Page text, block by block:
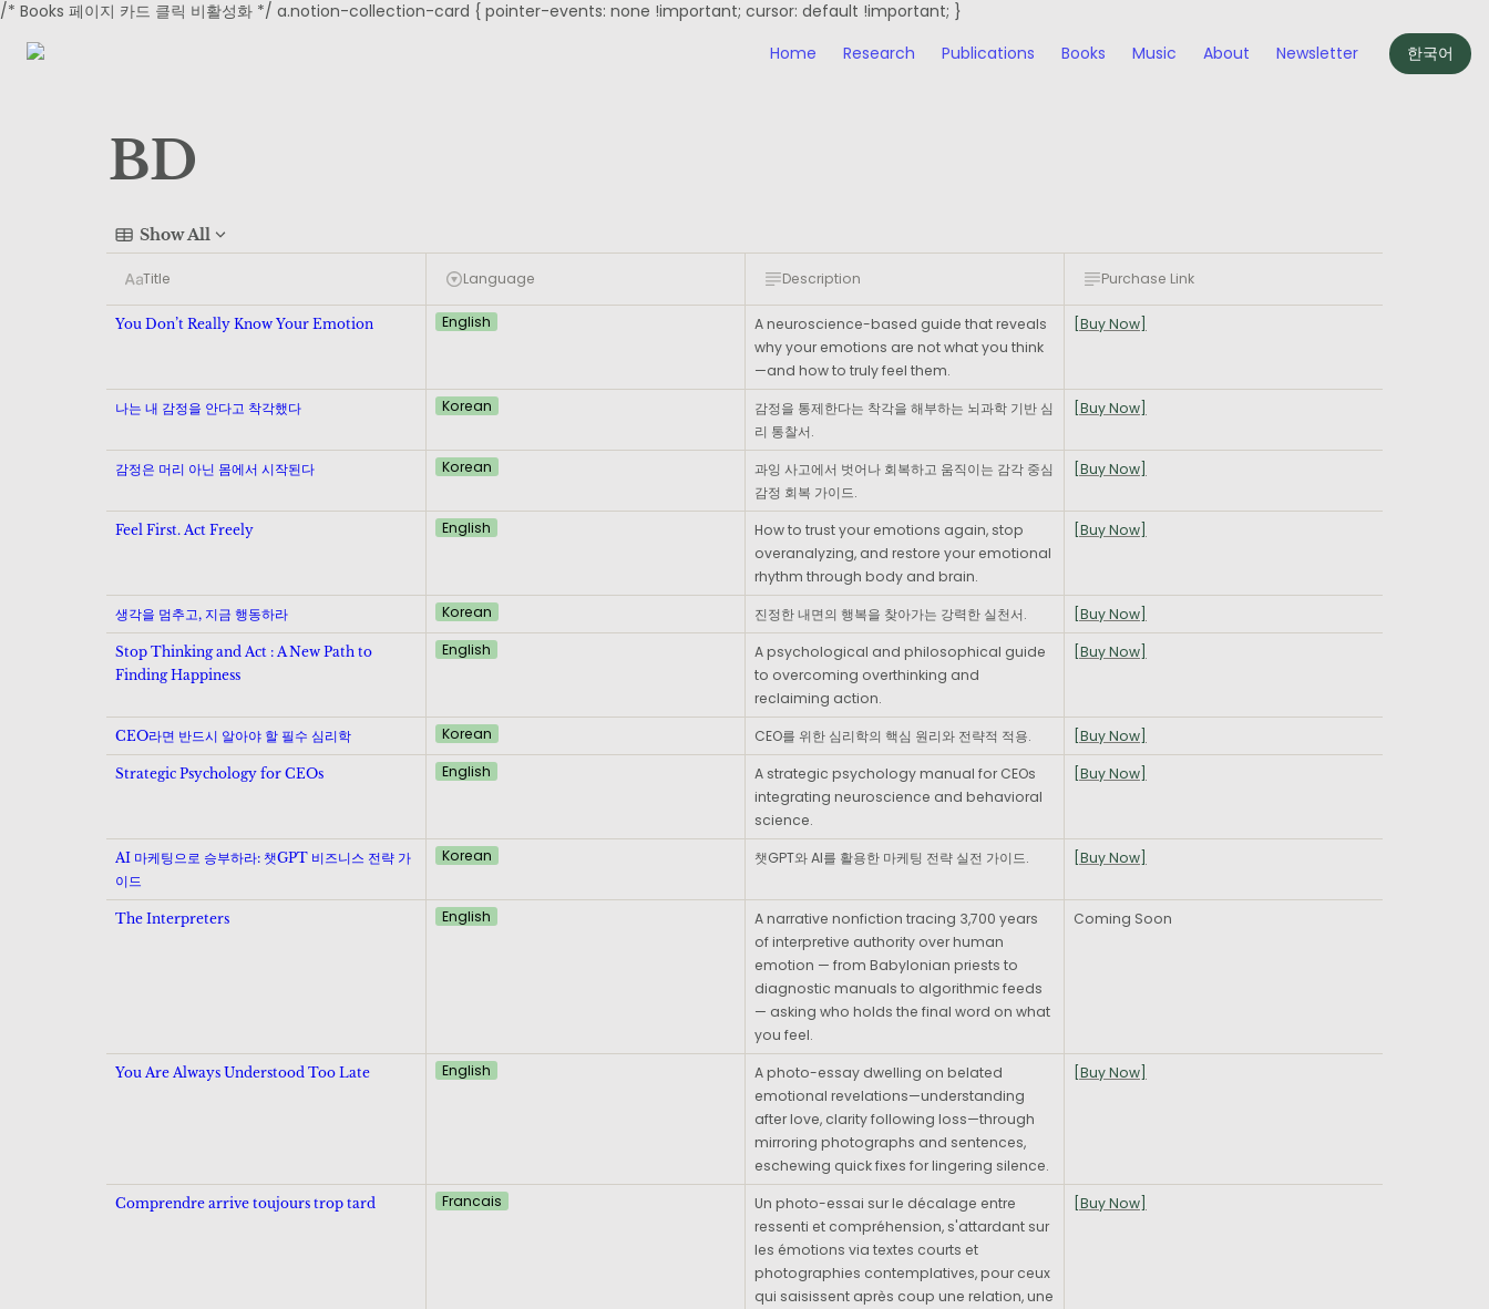
/* Books 페이지 카드 클릭 비활성화 */ a.notion-collection-card { pointer-events: none !important; cursor: default !important; }
Home
Research Publications Books Music About Newsletter 한국어
BD
Show All
Title Language Description Purchase Link
You Don’t Really Know Your Emotion English
A neuroscience-based guide that reveals
why your emotions are not what you think
—and how to truly feel them.
[Buy Now]
나는 내 감정을 안다고 착각했다 Korean
감정을 통제한다는 착각을 해부하는 뇌과학 기반 심
리 통찰서.
[Buy Now]
감정은 머리 아닌 몸에서 시작된다 Korean
과잉 사고에서 벗어나 회복하고 움직이는 감각 중심
감정 회복 가이드.
[Buy Now]
Feel First. Act Freely English
How to trust your emotions again, stop
overanalyzing, and restore your emotional
rhythm through body and brain.
[Buy Now]
생각을 멈추고, 지금 행동하라 Korean 진정한 내면의 행복을 찾아가는 강력한 실천서. [Buy Now]
Stop Thinking and Act : A New Path to
Finding Happiness
English
A psychological and philosophical guide
to overcoming overthinking and
reclaiming action.
[Buy Now]
CEO라면 반드시 알아야 할 필수 심리학 Korean CEO를 위한 심리학의 핵심 원리와 전략적 적용. [Buy Now]
Strategic Psychology for CEOs English
A strategic psychology manual for CEOs
integrating neuroscience and behavioral
science.
[Buy Now]
AI 마케팅으로 승부하라: 챗GPT 비즈니스 전략 가
이드
Korean 챗GPT와 AI를 활용한 마케팅 전략 실전 가이드. [Buy Now]
The Interpreters English
A narrative nonfiction tracing 3,700 years
of interpretive authority over human
emotion — from Babylonian priests to
diagnostic manuals to algorithmic feeds
— asking who holds the final word on what
you feel.
Coming Soon
You Are Always Understood Too Late English
A photo-essay dwelling on belated
emotional revelations—understanding
after love, clarity following loss—through
mirroring photographs and sentences,
eschewing quick fixes for lingering silence.
[Buy Now]
Comprendre arrive toujours trop tard Francais
Un photo-essai sur le décalage entre
ressenti et compréhension, s'attardant sur
les émotions via textes courts et
photographies contemplatives, pour ceux
qui saisissent après coup une relation, une
[Buy Now]